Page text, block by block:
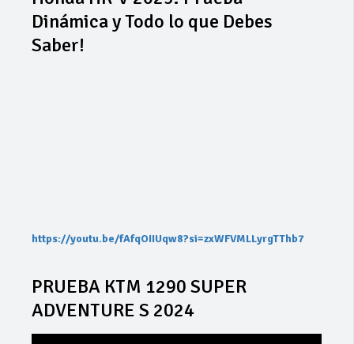
Dinámica y Todo lo que Debes
Saber!
https://youtu.be/fAfqOIIUqw8?si=zxWFVMLLyrgTThb7
PRUEBA KTM 1290 SUPER
ADVENTURE S 2024